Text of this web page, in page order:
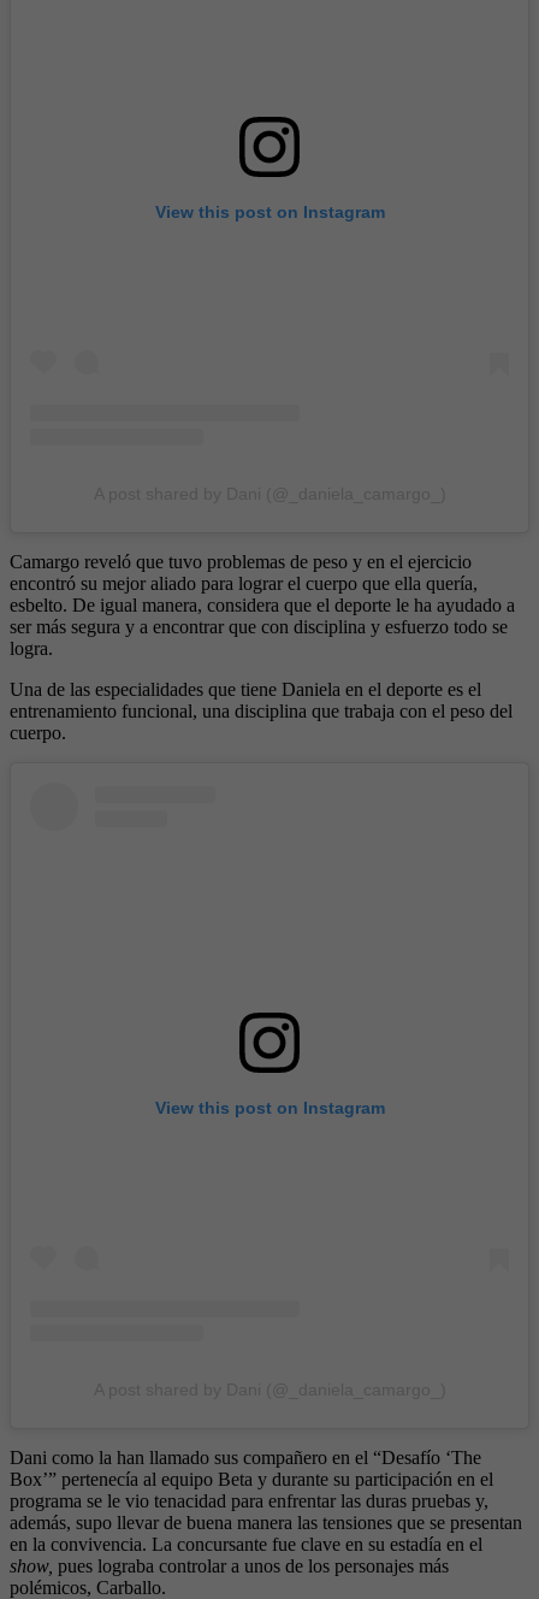
View this post on Instagram
Camargo reveló que tuvo problemas de peso y en el ejercicio
encontró su mejor aliado para lograr el cuerpo que ella quería,
esbelto. De igual manera, considera que el deporte le ha ayudado a
ser más segura y a encontrar que con disciplina y esfuerzo todo se
logra.
Una de las especialidades que tiene Daniela en el deporte es el
entrenamiento funcional, una disciplina que trabaja con el peso del
cuerpo.
View this post on Instagram
Dani como la han llamado sus compañero en el “Desafío ‘The
Box’” pertenecía al equipo Beta y durante su participación en el
programa se le vio tenacidad para enfrentar las duras pruebas y,
además, supo llevar de buena manera las tensiones que se presentan
en la convivencia. La concursante fue clave en su estadía en el
show, pues lograba controlar a unos de los personajes más
polémicos, Carballo.